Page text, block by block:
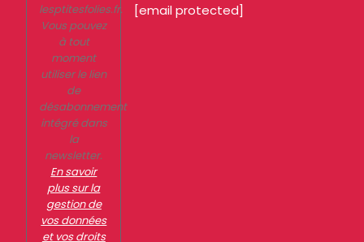
lesptitesfolies.fr.
Vous pouvez
à tout
moment
utiliser le lien
de
désabonnement
intégré dans
la
newsletter.
En savoir
plus sur la
gestion de
vos données
et vos droits
[email protected]